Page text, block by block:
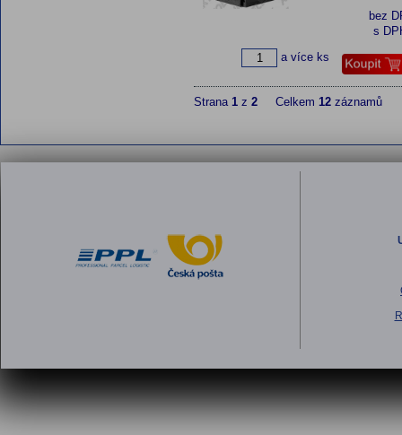
bez
s
a více ks
Strana 1z 2Celkem 12záznamů